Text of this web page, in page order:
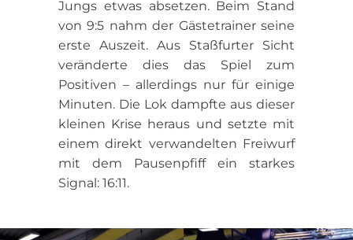
Jungs etwas absetzen. Beim Stand
von 9:5 nahm der Gästetrainer seine
erste Auszeit. Aus Staßfurter Sicht
veränderte dies das Spiel zum
Positiven – allerdings nur für einige
Minuten. Die Lok dampfte aus dieser
kleinen Krise heraus und setzte mit
einem direkt verwandelten Freiwurf
mit dem Pausenpfiff ein starkes
Signal: 16:11.